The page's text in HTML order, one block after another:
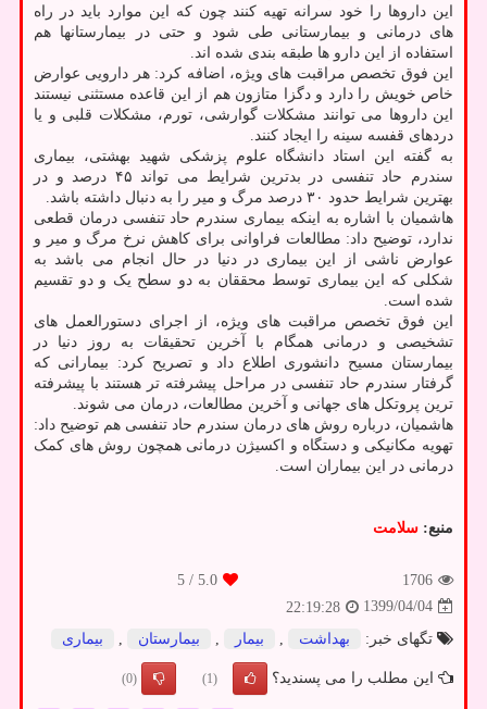
این داروها را خود سرانه تهیه کنند چون که این موارد باید در راه
های درمانی و بیمارستانی طی شود و حتی در بیمارستانها هم
استفاده از این دارو ها طبقه بندی شده اند.
این فوق تخصص مراقبت های ویژه، اضافه کرد: هر دارویی عوارض
خاص خویش را دارد و دگزا متازون هم از این قاعده مستثنی نیستند
این داروها می توانند مشکلات گوارشی، تورم، مشکلات قلبی و یا
دردهای قفسه سینه را ایجاد کنند.
به گفته این استاد دانشگاه علوم پزشکی شهید بهشتی، بیماری
سندرم حاد تنفسی در بدترین شرایط می تواند ۴۵ درصد و در
بهترین شرایط حدود ۳۰ درصد مرگ و میر را به دنبال داشته باشد.
هاشمیان با اشاره به اینکه بیماری سندرم حاد تنفسی درمان قطعی
ندارد، توضیح داد: مطالعات فراوانی برای کاهش نرخ مرگ و میر و
عوارض ناشی از این بیماری در دنیا در حال انجام می باشد به
شکلی که این بیماری توسط محققان به دو سطح یک و دو تقسیم
شده است.
این فوق تخصص مراقبت های ویژه، از اجرای دستورالعمل های
تشخیصی و درمانی همگام با آخرین تحقیقات به روز دنیا در
بیمارستان مسیح دانشوری اطلاع داد و تصریح کرد: بیمارانی که
گرفتار سندرم حاد تنفسی در مراحل پیشرفته تر هستند با پیشرفته
ترین پروتکل های جهانی و آخرین مطالعات، درمان می شوند.
هاشمیان، درباره روش های درمان سندرم حاد تنفسی هم توضیح داد:
تهویه مکانیکی و دستگاه و اکسیژن درمانی همچون روش های کمک
درمانی در این بیماران است.
منبع: سلامت
1706
5.0
/ 5
1399/04/04
22:19:28
تگهای خبر:
بهداشت بیمار بیمارستان بیماری
این مطلب را می پسندید؟ (1)
(0)